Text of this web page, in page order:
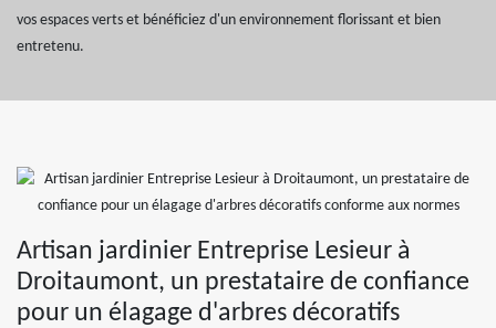
vos espaces verts et bénéficiez d'un environnement florissant et bien
entretenu.
Artisan jardinier Entreprise Lesieur à
Droitaumont, un prestataire de confiance
pour un élagage d'arbres décoratifs